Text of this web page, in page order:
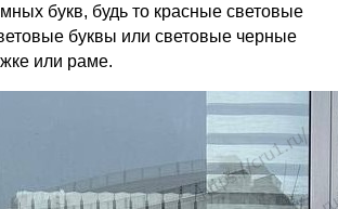
букв, будь то красные световые
буквы или световые черные
или раме.